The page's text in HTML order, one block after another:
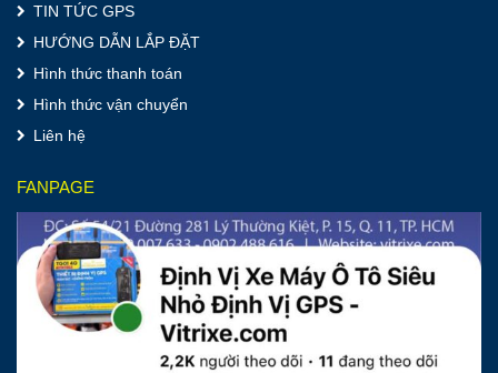
TIN TỨC GPS
HƯỚNG DẪN LẮP ĐẶT
Hình thức thanh toán
Hình thức vận chuyển
Liên hệ
FANPAGE